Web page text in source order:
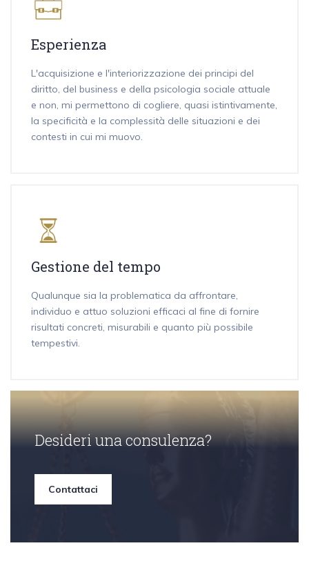
Esperienza
L'acquisizione e l'interiorizzazione dei principi del
diritto, del business e della psicologia sociale attuale
e non, mi permettono di cogliere, quasi istintivamente,
la specificità e la complessità delle situazioni e dei
contesti in cui mi muovo.
Gestione del tempo
Qualunque sia la problematica da affrontare,
individuo e attuo soluzioni efficaci al fine di fornire
risultati concreti, misurabili e quanto più possibile
tempestivi.
Desideri una consulenza?
Contattaci